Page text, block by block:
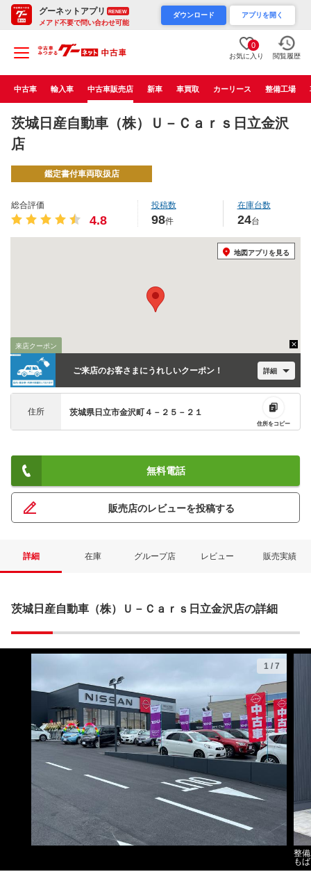
グーネットアプリ RENEW
メアド不要で問い合わせ可能
ダウンロード アプリを開く
0
お気に入り 閲覧履歴
中古車 輸入車 中古車販売店 新車 車買取 カーリース 整備工場
茨城日産自動車（株）Ｕ－Ｃａｒｓ日立金沢
店
鑑定書付車両取扱店
総合評価
4.8
投稿数
98件
在庫台数
24台
来店クーポン
ご来店のお客さまにうれしいクーポン！ 詳細
地図アプリを見る
住所 茨城県日立市金沢町４－２５－２１
住所をコピー
無料電話
販売店のレビューを投稿する
詳細 在庫 グループ店 レビュー 販売実績
茨城日産自動車（株）Ｕ－Ｃａｒｓ日立金沢店の詳細
1 / 7
整
も